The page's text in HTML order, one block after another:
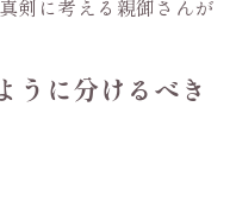
剣に考える親御さんが
うに分けるべき